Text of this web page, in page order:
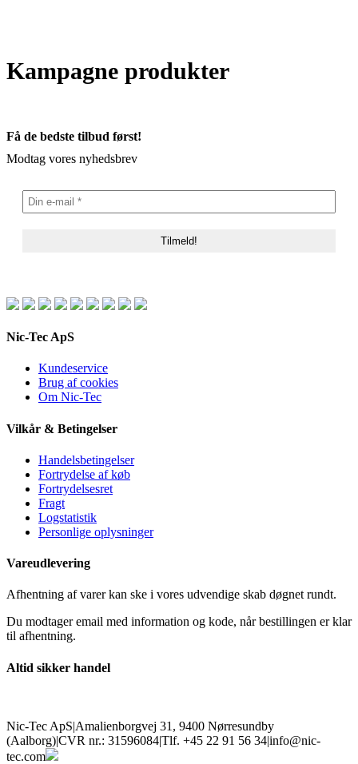
Kampagne produkter
Få de bedste tilbud først!
Modtag vores nyhedsbrev
Nic-Tec ApS
Kundeservice
Brug af cookies
Om Nic-Tec
Vilkår & Betingelser
Handelsbetingelser
Fortrydelse af køb
Fortrydelsesret
Fragt
Logstatistik
Personlige oplysninger
Vareudlevering
Afhentning af varer kan ske i vores udvendige skab døgnet rundt.
Du modtager email med information og kode, når bestillingen er klar
til afhentning.
Altid sikker handel
Nic-Tec ApS|Amalienborgvej 31, 9400 Nørresundby
(Aalborg)|CVR nr.: 31596084|Tlf. +45 22 91 56 34|info@nic-
tec.com